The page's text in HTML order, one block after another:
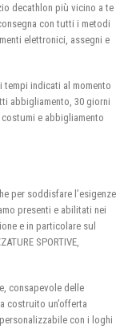
decathlon più vicino a te
con tutti i metodi
elettronici, assegni e
indicati al momento
abbigliamento, 30 giorni
e abbigliamento
per soddisfare l’esigenze
presenti e abilitati nei
e in particolare sul
SPORTIVE,
consapevole delle
costruito un’offerta
con i loghi